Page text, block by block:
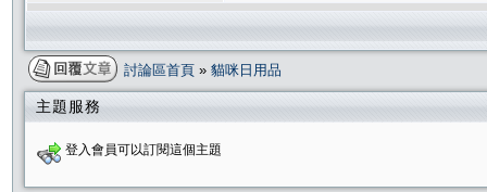
討論區首頁 » 貓咪日用品
主題服務
登入會員可以訂閱這個主題